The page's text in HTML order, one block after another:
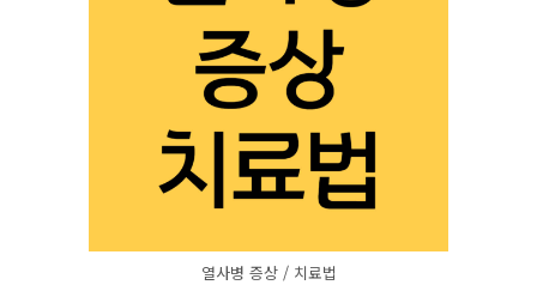
열사병 증상 / 치료법